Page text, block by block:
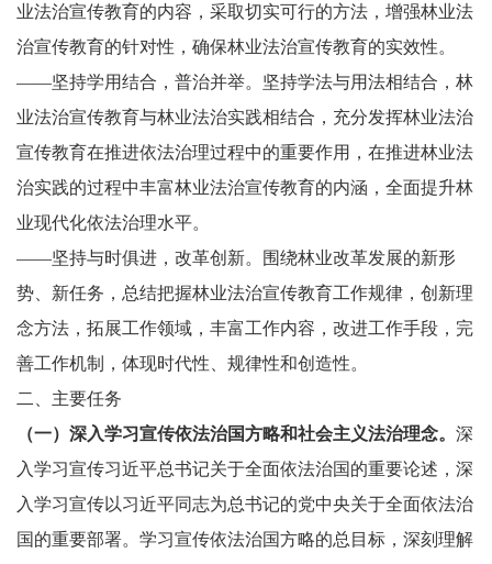
业法治宣传教育的内容，采取切实可行的方法，增强林业法
治宣传教育的针对性，确保林业法治宣传教育的实效性。
——坚持学用结合，普治并举。坚持学法与用法相结合，林
业法治宣传教育与林业法治实践相结合，充分发挥林业法治
宣传教育在推进依法治理过程中的重要作用，在推进林业法
治实践的过程中丰富林业法治宣传教育的内涵，全面提升林
业现代化依法治理水平。
——坚持与时俱进，改革创新。围绕林业改革发展的新形
势、新任务，总结把握林业法治宣传教育工作规律，创新理
念方法，拓展工作领域，丰富工作内容，改进工作手段，完
善工作机制，体现时代性、规律性和创造性。
二、主要任务
（一）深入学习宣传依法治国方略和社会主义法治理念。 深
入学习宣传习近平总书记关于全面依法治国的重要论述，深
入学习宣传以习近平同志为总书记的党中央关于全面依法治
国的重要部署。学习宣传依法治国方略的总目标，深刻理解